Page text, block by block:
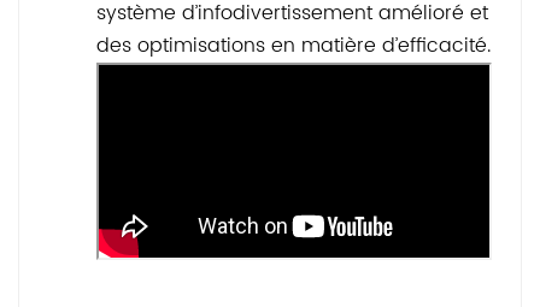
système d’infodivertissement amélioré et
des optimisations en matière d’efficacité.